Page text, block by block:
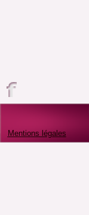
Mentions légales